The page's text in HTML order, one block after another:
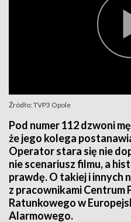
Źródło: TVP3 Opole
Pod numer 112 dzwoni
że jego kolega
Operator stara się nie
nie scenariusz filmu, a
prawdę. O takiej i innych
z pracownikami Centrum
Ratunkowego w
Alarmowego.